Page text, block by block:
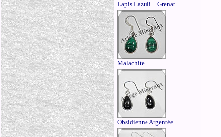
Lapis Lazuli + Grenat
Malachite
Obsidienne Argentée